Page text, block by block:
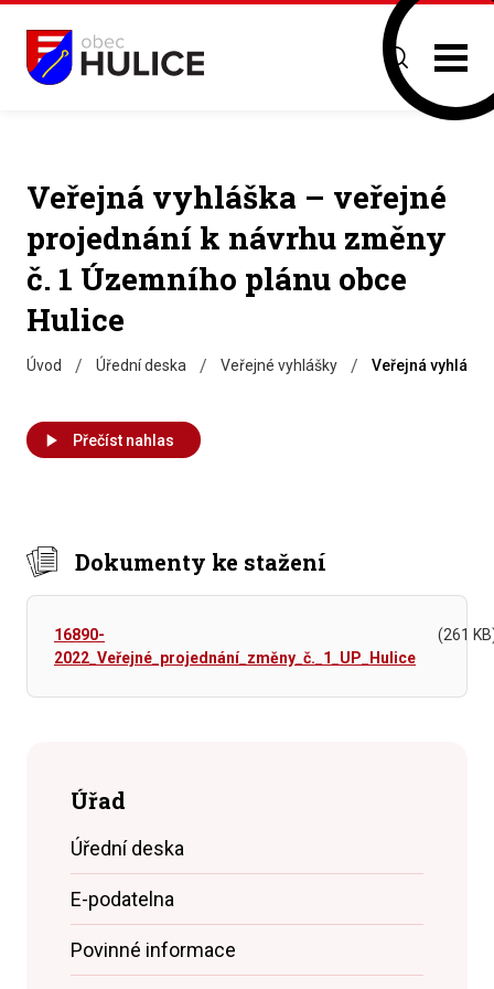
Veřejná vyhláška – veřejné
projednání k návrhu změny
č. 1 Územního plánu obce
Hulice
Úvod / Úřední deska / Veřejné vyhlášky / Veřejná
Přečíst nahlas
Dokumenty ke stažení
16890-
2022_Veřejné_projednání_změny_č._1_UP_Hulice
(261
Úřad
Úřední deska
E-podatelna
Povinné informace